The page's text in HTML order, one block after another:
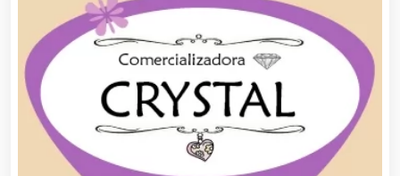
Basculas
Bebidas
Belleza